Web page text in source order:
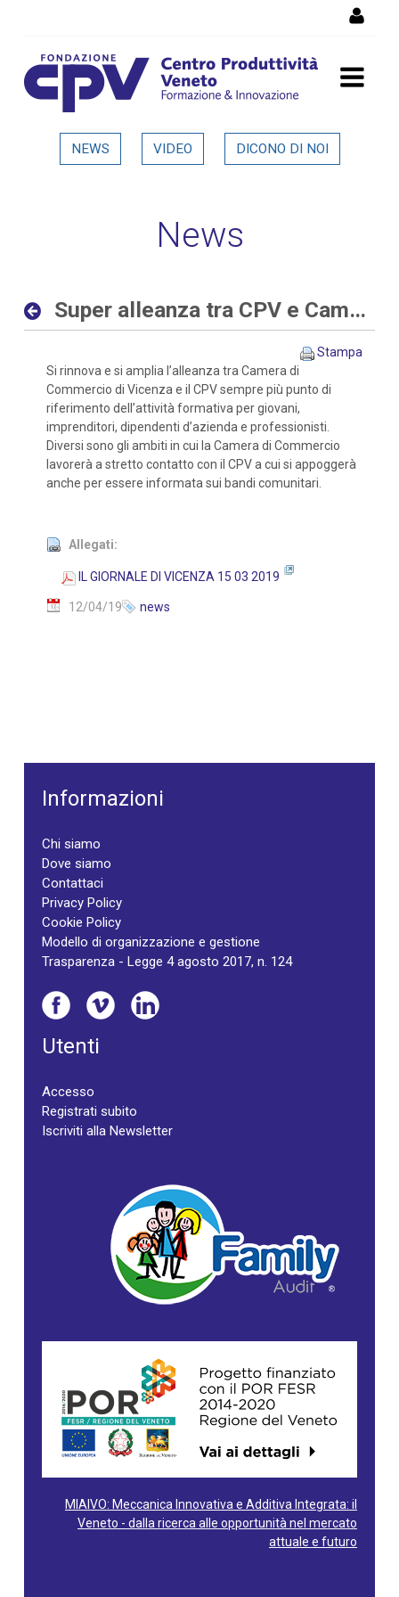
Super alleanza tra CPV e
Vicenza - Dettaglio in
NEWS VIDEO DICONO DI NOI
News
Super alleanza tra CPV e Camera di Commercio di Vicenza
Stampa
Si rinnova e si amplia l’alleanza tra Camera di
Commercio di Vicenza e il CPV sempre più punto di
riferimento dell’attività formativa per giovani,
imprenditori, dipendenti d’azienda e professionisti.
Diversi sono gli ambiti in cui la Camera di Commercio
lavorerà a stretto contatto con il CPV a cui si appoggerà
anche per essere informata sui bandi comunitari.
Allegati:
IL GIORNALE DI VICENZA 15 03 2019
12/04/19 news
Informazioni
Chi siamo
Dove siamo
Contattaci
Privacy Policy
Cookie Policy
Modello di organizzazione e gestione
Trasparenza - Legge 4 agosto 2017, n. 124
Utenti
Accesso
Registrati subito
Iscriviti alla Newsletter
MIAIVO: Meccanica Innovativa e Additiva Integrata: il
Veneto - dalla ricerca alle opportunità nel mercato
attuale e futuro